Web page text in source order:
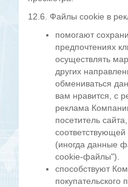
12.6. Файлы cookie в
помогают
предпочтениях
осуществлять
других
обмениваться
вам нравится, с
реклама
посетитель
(иногда данные
cookie-файлы").
способствуют
покупательского